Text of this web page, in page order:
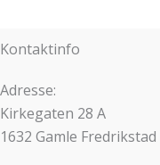
Kontaktinfo
Adresse:
Kirkegaten 28 A
1632 Gamle Fredrikstad